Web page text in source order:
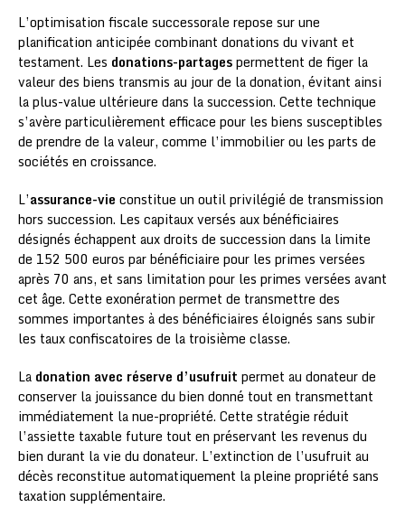
L’optimisation fiscale successorale repose sur une
planification anticipée combinant donations du vivant et
testament. Les donations-partagespermettent de figer la
valeur des biens transmis au jour de la donation, évitant ainsi
la plus-value ultérieure dans la succession. Cette technique
s’avère particulièrement efficace pour les biens susceptibles
de prendre de la valeur, comme l’immobilier ou les parts de
sociétés en croissance.
L’assurance-vie constitue un outil privilégié de transmission
hors succession. Les capitaux versés aux bénéficiaires
désignés échappent aux droits de succession dans la limite
de 152 500 euros par bénéficiaire pour les primes versées
après 70 ans, et sans limitation pour les primes versées avant
cet âge. Cette exonération permet de transmettre des
sommes importantes à des bénéficiaires éloignés sans subir
les taux confiscatoires de la troisième classe.
La donation avec réserve d’usufruit permet au donateur de
conserver la jouissance du bien donné tout en transmettant
immédiatement la nue-propriété. Cette stratégie réduit
l’assiette taxable future tout en préservant les revenus du
bien durant la vie du donateur. L’extinction de l’usufruit au
décès reconstitue automatiquement la pleine propriété sans
taxation supplémentaire.